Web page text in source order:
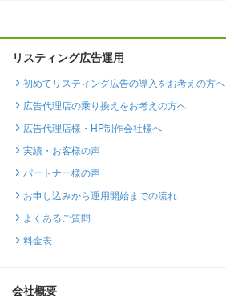
リスティング広告運用
初めてリスティング広告の導入をお考えの方へ
広告代理店の乗り換えをお考えの方へ
広告代理店様・HP制作会社様へ
実績・お客様の声
パートナー様の声
お申し込みから運用開始までの流れ
よくあるご質問
料金表
会社概要